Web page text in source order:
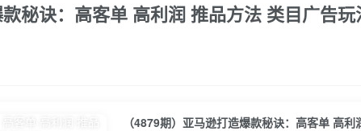
款秘诀：高客单 高利润 推品方法 类目广告